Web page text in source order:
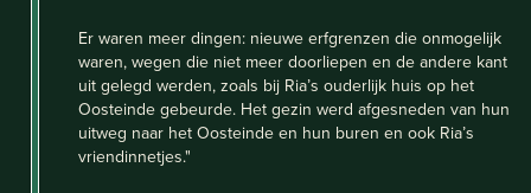
Er waren meer dingen: nieuwe erfgrenzen die onmogelijk
waren, wegen die niet meer doorliepen en de andere kant
uit gelegd werden, zoals bij Ria’s ouderlijk huis op het
Oosteinde gebeurde. Het gezin werd afgesneden van hun
uitweg naar het Oosteinde en hun buren en ook Ria’s
vriendinnetjes."